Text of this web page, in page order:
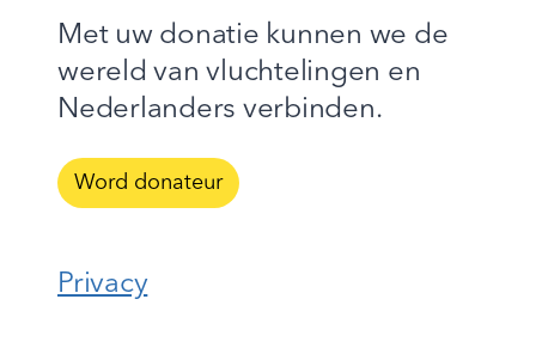
Met uw donatie kunnen we de
wereld van vluchtelingen en
Nederlanders verbinden.
Word donateur
Privacy